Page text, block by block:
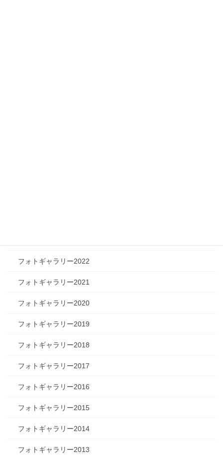
フォトギャラリー2022
フォトギャラリー2021
フォトギャラリー2020
フォトギャラリー2019
フォトギャラリー2018
フォトギャラリー2017
フォトギャラリー2016
フォトギャラリー2015
フォトギャラリー2014
フォトギャラリー2013